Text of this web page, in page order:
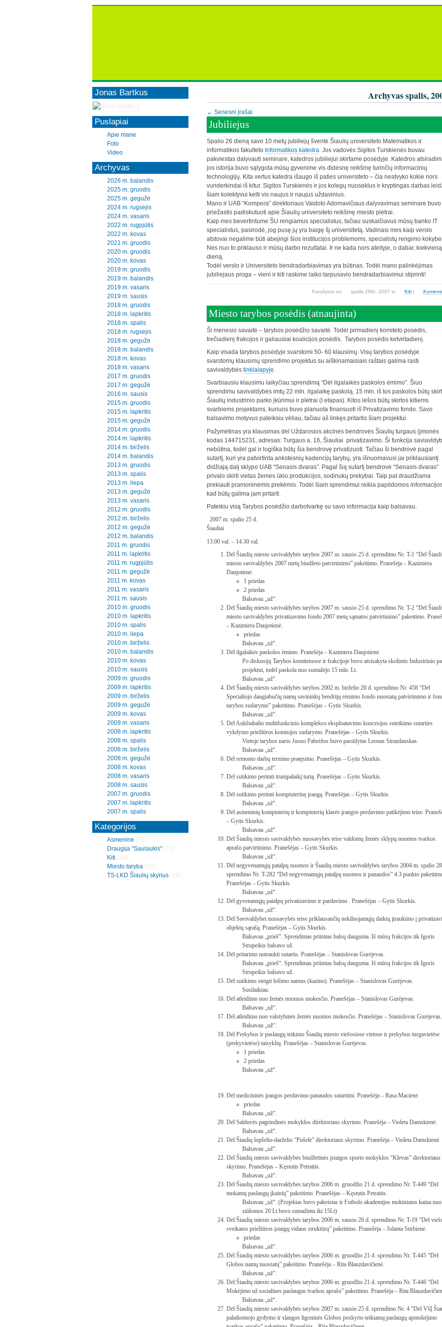
Archyvas spalis,
← Senesni įrašai
Jubiliejus
Spalio 26 dieną savo 10 metų jubiliejų šventė Šiaulių universiteto Matematikos ir
informatikos fakulteto Informatikos katedra. Jos vadovės Sigitos Turskienės buvau
pakviestas dalyvauti seminare, katedros jubiliejui skirtame posėdyje. Katedros
jos istorija buvo sąlygota mūsų gyvenime vis didesnę reikšmę turinčių informacinių
technologijų. Kita vertus katedra išaugo iš paties universiteto – čia neatvyko kokie nors
vunderkindai iš kitur. Sigitos Turskienės ir jos kolegų nuoseklus ir kryptingas darbas
šiam kolektyvui kelti vis naujus ir naujus uždavinius.
Mano ir UAB “Kompera” direktoriaus Vaidoto Adomavičiaus dalyvavimas seminare buvo
priežastis padiskutuoti apie Šiaulių universiteto reikšmę miesto plėtrai.
Kaip mes bevertintume ŠU rengiamus specialistus, tačiau suskaičiavus mūsų banko IT
specialistus, pasirodė, jog pusę jų yra baigę šį universitetą. Vadinasi mes kaip verslo
atstovai negalime būti abejingi šios institucijos problemoms, specialistų rengimo
Nes nuo to priklauso ir mūsų darbo rezultatai. Ir ne kada nors ateityje, o dabar, kiekvieną
dieną.
Todėl verslo ir Universiteto bendradarbiavimas yra būtinas. Todėl mano palinkėjimas
jubiliejaus proga – vieni ir kiti raskime laiko tarpusavio bendradarbiavimui stiprinti!
Parašytas on spalis 28th, 2007 in Kiti |
Miesto tarybos posėdis (atnaujinta)
Ši mėnesio savaitė – tarybos posėdžio savaitė. Todėl pirmadienį komiteto posėdis,
trečiadienį frakcijos ir galiausiai koalicijos posėdis. Tarybos posėdis ketvirtadienį.
Kaip visada tarybos posėdyje svarstomi 50- 60 klausimų. Visų tarybos posėdyje
svarstomų klausimų sprendimo projektus su aiškinamaisiais raštais galima rasti
savivaldybės tinklalapyje.
Svarbiausiu klausimu laikyčiau sprendimą “Dėl ilgalaikės paskolos ėmimo”. Šiuo
sprendimu savivaldybės imtų 22 mln. ilgalaikę paskolą. 15 mln. iš tos paskolos būtų
Šiaulių industrinio parko įkūrimui ir plėtrai (I etapas). Kitos lėšos būtų skirtos kitiems
svarbiems projektams, kuriuos buvo planuota finansuoti iš Privatizavimo fondo. Savo
balsavimo motyvus pateiksiu vėliau, tačiau aš linkęs pritartis šiam projektui.
Pažymėtinas yra klausimas dėl Uždarosios akcinės bendrovės Šiaulių turgaus (įmonės
kodas 144715231, adresas: Turgaus a. 16, Šiauliai privatizavimo. Ši funkcija
nebūtina, todėl gal ir logiška būtų šia bendrovę privatizuoti. Tačiau ši bendrovė pagal
sutartį, kuri yra patvirtinta ankstesnių kadencijų tarybų, yra išnuomavusi jai priklausiantį
didžiają dalį sklypo UAB “Senasis dvaras”. Pagal šią sutartį bendrovė “Senasis dvaras”
privalo skirti vietas žemės ūkio produkcijos, sodinukų prekybai. Taip pat draudžiama
prekiauti pramoninėmis prekėmis. Todėl šiam sprendimui reikia papildomos
kad būtų galima jam pritarti.
Pateikiu visą Tarybos posėdžio darbotvarkę su savo informacija kaip balsavau.
2007 m. spalio 25 d.
Šiauliai
13.00 val. – 14.30 val.
Dėl Šiaulių miesto savivaldybės tarybos 2007 m. sausio 25 d. sprendimo Nr. T-1 “Dėl
miesto savivaldybės 2007 metų biudžeto patvirtinimo” pakeitimo. Pranešėja – Kazimiera
Daujotienė.
1 priedas
2 priedas
Balsavau „už“.
Dėl Šiaulių miesto savivaldybės tarybos 2007 m. sausio 25 d. sprendimo Nr. T-2 “Dėl
miesto savivaldybės privatizavimo fondo 2007 metų sąmatos patvirtinimo” pakeitimo.
– Kazimiera Daujotienė.
priedas
Balsavau „už“.
Dėl ilgalaikės paskolos ėmimo. Pranešėja – Kazimiera Daujotienė.
Po diskusijų Tarybos komitetuose ir frakcijoje buvo atsisakyta skolintis Industrinio
projektui, todėl paskola nuo sumažėjo 15 mln. Lt.
Balsavau „už“.
Dėl Šiaulių miesto savivaldybės tarybos 2002 m. birželio 20 d. sprendimo Nr. 458 “Dėl
Specialiojo daugiabučių namų savininkų bendrijų rėmimo fondo nuostatų patvirtinimo ir
tarybos sudarymo” pakeitimo. Pranešėjas – Gytis Skurkis.
Balsavau „už“.
Dėl Aukštabalio multifunkcinio komplekso eksploatavimo koncesijos suteikimo sutarties
vykdymo priežiūros komisijos sudarymo. Pranešėjas – Gytis Skurkis.
Vietoje tarybos nario Juozo Pabrėžos buvo pasiūlytas Leonas Strazdauskas.
Balsavau „už“.
Dėl remonto darbų termino pratęsimo. Pranešėjas – Gytis Skurkis.
Balsavau „už“.
Dėl sutikimo perimti trumpalaikį turtą. Pranešėjas – Gytis Skurkis.
Balsavau „už“.
Dėl sutikimo perimti kompiuterinę įrangą. Pranešėjas – Gytis Skurkis.
Balsavau „už“.
Dėl asmeninių kompiuterių ir kompiuterių klasės įrangos perdavimo patikėjimo teise.
– Gytis Skurkis.
Balsavau „už“.
Dėl Šiaulių miesto savivaldybės nuosavybės teise valdomų žemės sklypų nuomos tvarkos
aprašo patvirtinimo. Pranešėjas – Gytis Skurkis.
Balsavau „už“.
Dėl negyvenamųjų patalpų nuomos ir Šiaulių miesto savivaldybės tarybos 2004 m. spalio
sprendimo Nr. T-282 “Dėl negyvenamųjų patalpų nuomos ir panaudos” 4.3 punkto
Pranešėjas – Gytis Skurkis.
Balsavau „už“.
Dėl gyvenamųjų patalpų privatizavimo ir pardavimo . Pranešėjas – Gytis Skurkis.
Balsavau „už“.
Dėl Savivaldybei nuosavybės teise priklausančių nekilnojamųjų daiktų įtraukimo į
objektų sąrašą. Pranešėjas – Gytis Skurkis.
Balsavau „prieš“. Sprendimas priimtas balsų dauguma. Iš mūsų frakcijos tik Igoris
Strupeikis balsavo už.
Dėl pritarimo nutraukti sutartis. Pranešėjas – Stanislovas Gurėjevas.
Balsavau „prieš“. Sprendimas priimtas balsų dauguma. Iš mūsų frakcijos tik Igoris
Strupeikis balsavo už.
Dėl sutikimo steigti lošimo namus (kazino). Pranešėjas – Stanislovas Gurėjevas.
Susilaikiau.
Dėl atleidimo nuo žemės nuomos mokesčio. Pranešėjas – Stanislovas Gurėjevas.
Balsavau „už“.
Dėl atleidimo nuo valstybinės žemės nuomos mokesčio. Pranešėjas – Stanislovas Gurėjevas.
Balsavau „už“.
Dėl Prekybos ir paslaugų teikimo Šiaulių miesto viešosiose vietose ir prekybos turgavietėse
(prekyvietėse) taisyklių. Pranešėjas – Stanislovas Gurėjevas.
1 priedas
2 priedas
Balsavau „už“.
Dėl medicininės įrangos perdavimo panaudos sutartimi. Pranešėja – Rasa Macienė.
priedas
Balsavau „už“.
Dėl Salduvės pagrindinės mokyklos direktoriaus skyrimo. Pranešėja – Violeta Damskienė.
Balsavau „už“.
Dėl Šiaulių lopšelio-darželio “Pušelė” direktoriaus skyrimo. Pranešėja – Violeta Damskienė.
Balsavau „už“.
Dėl Šiaulių miesto savivaldybės biudžetinės įstaigos sporto mokyklos “Klevas” direktoriaus
skyrimo. Pranešėjas – Kęstutis Petraitis.
Balsavau „už“.
Dėl Šiaulių miesto savivaldybės tarybos 2006 m. gruodžio 21 d. sprendimo Nr. T-449 “Dėl
mokamų paslaugų įkainių” pakeitimo. Pranešėjas – Kęstutis Petraitis.
Balsavau „už“. (Projektas buvo pakeistas ir Futbolo akademijos mokiniams kaina nuo
siūlomos 20 Lt buvo sumažinta iki 15Lt)
Dėl Šiaulių miesto savivaldybės tarybos 2006 m. sausio 26 d. sprendimo Nr. T-19 “Dėl
sveikatos priežiūros įstaigų vidaus struktūrų” pakeitimo. Pranešėja – Jolanta Stirbienė.
priedas
Balsavau „už“.
Dėl Šiaulių miesto savivaldybės tarybos 2006 m. gruodžio 21 d. sprendimo Nr. T-445 “Dėl
Globos namų nuostatų” pakeitimo. Pranešėja – Rita Blauzdavičienė.
Balsavau „už“.
Dėl Šiaulių miesto savivaldybės tarybos 2006 m. gruodžio 21 d. sprendimo Nr. T-446 “Dėl
Mokėjimo už socialines paslaugas tvarkos aprašo” pakeitimo. Pranešėja – Rita
Balsavau „už“.
Dėl Šiaulių miesto savivaldybės tarybos 2007 m. sausio 25 d. sprendimo Nr. 4 “Dėl VšĮ
palaikomojo gydymo ir slaugos ligoninės Globos poskyrio teikiamų paslaugų apmokėjimo
Jonas Bartkus
Puslapiai
Apie mane
Foto
Video
Archyvas
2026 m. balandis
2025 m. gruodis
2025 m. gegužė
2024 m. rugsėjis
2024 m. vasaris
2022 m. rugpjūtis
2022 m. kovas
2021 m. gruodis
2020 m. gruodis
2020 m. kovas
2019 m. gruodis
2019 m. balandis
2019 m. vasaris
2019 m. sausis
2018 m. gruodis
2018 m. lapkritis
2018 m. spalis
2018 m. rugsėjis
2018 m. gegužė
2018 m. balandis
2018 m. kovas
2018 m. vasaris
2017 m. gruodis
2017 m. gegužė
2016 m. sausis
2015 m. gruodis
2015 m. lapkritis
2015 m. gegužė
2014 m. gruodis
2014 m. lapkritis
2014 m. birželis
2014 m. balandis
2013 m. gruodis
2013 m. spalis
2013 m. liepa
2013 m. gegužė
2013 m. vasaris
2012 m. gruodis
2012 m. birželis
2012 m. gegužė
2012 m. balandis
2011 m. gruodis
2011 m. lapkritis
2011 m. rugpjūtis
2011 m. gegužė
2011 m. kovas
2011 m. vasaris
2011 m. sausis
2010 m. gruodis
2010 m. lapkritis
2010 m. spalis
2010 m. liepa
2010 m. birželis
2010 m. balandis
2010 m. kovas
2010 m. sausis
2009 m. gruodis
2009 m. lapkritis
2009 m. birželis
2009 m. gegužė
2009 m. kovas
2009 m. vasaris
2008 m. lapkritis
2008 m. spalis
2008 m. birželis
2008 m. gegužė
2008 m. kovas
2008 m. vasaris
2008 m. sausis
2007 m. gruodis
2007 m. lapkritis
2007 m. spalis
Kategorijos
Asmeninė (26)
Draugija "Saulaukis" (21)
Kiti (88)
Miesto taryba (40)
TS-LKD Šiaulių skyrius (29)